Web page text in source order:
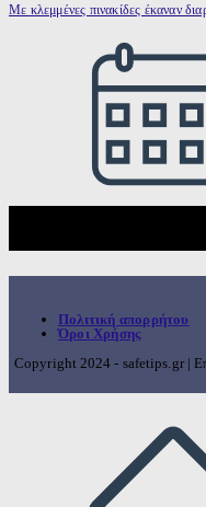
Με κλεμμένες πινακίδες έκαναν
Πολιτική απορρήτου
Όροι Χρήσης
Copyright 2024 - safetips.gr |